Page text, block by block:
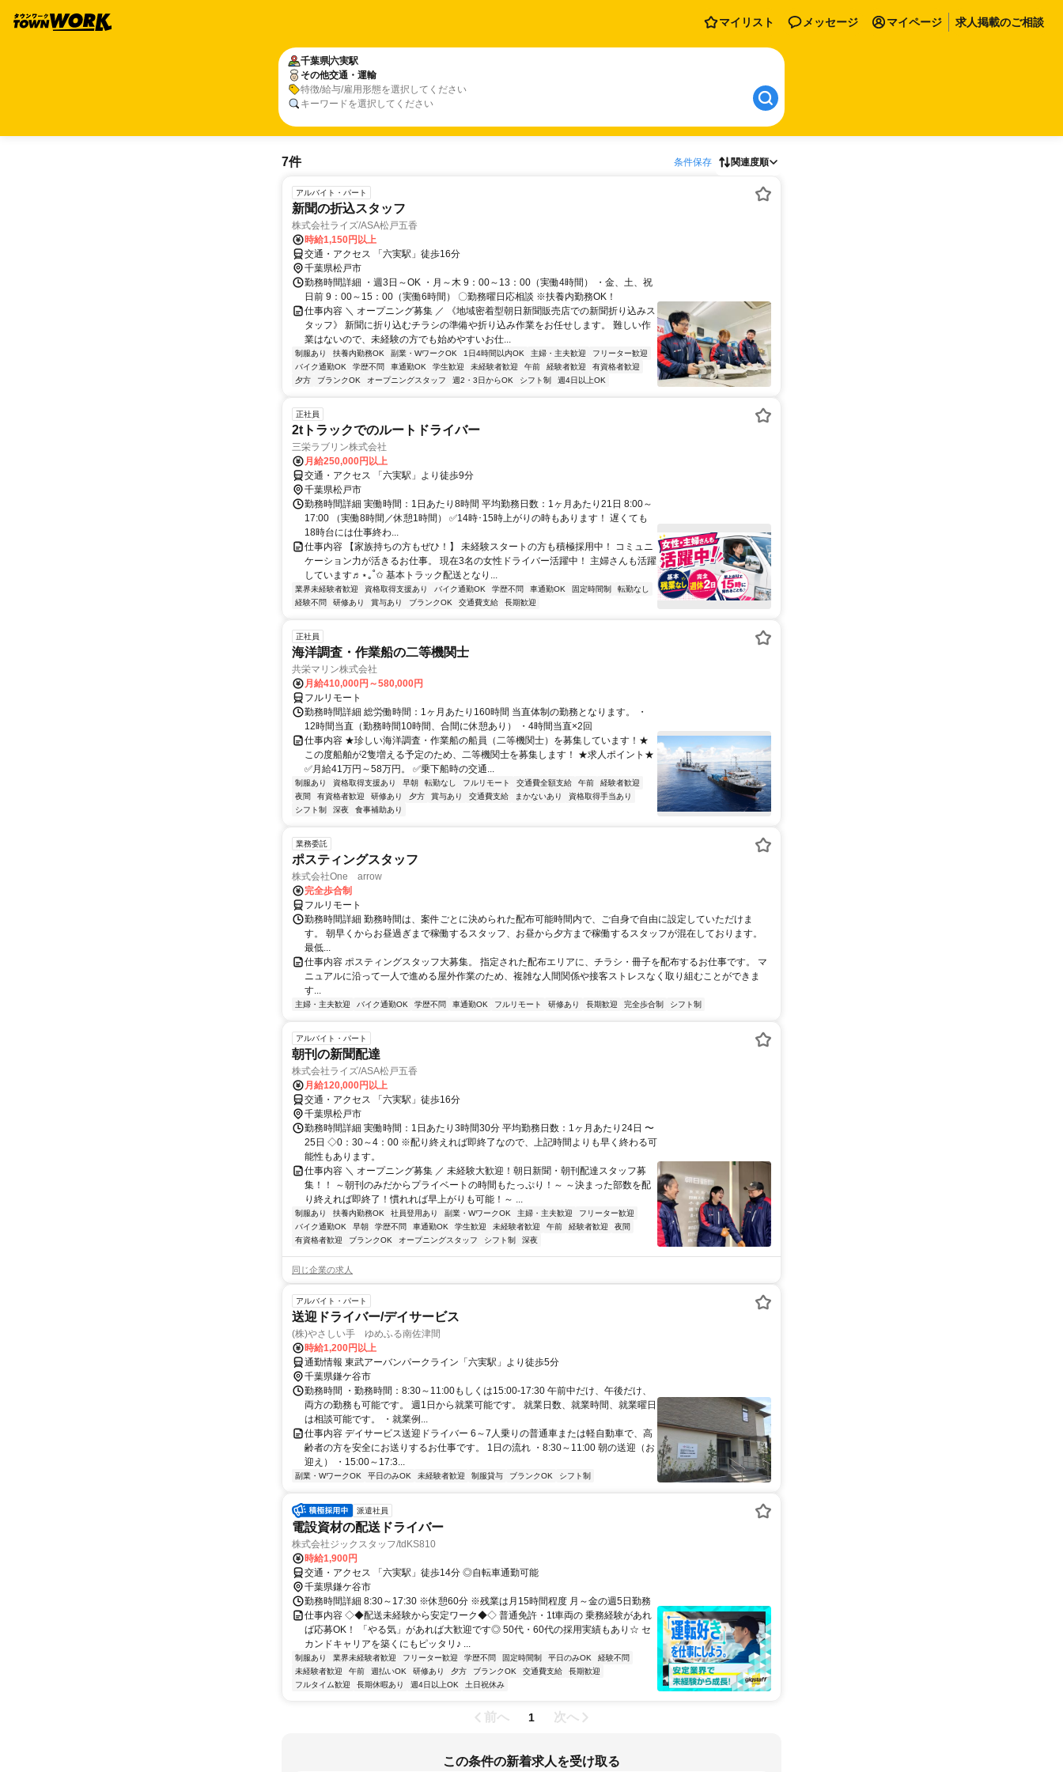
マイリスト メッセージ マイページ 求人掲載のご相談
千葉県六実駅
その他交通・運輸
特徴/給与/雇用形態を選択してください
キーワードを選択してください
7件 条件保存 関連度順
アルバイト・パート
新聞の折込スタッフ
株式会社ライズ/ASA松戸五香
時給1,150円以上
交通・アクセス 「六実駅」徒歩16分
千葉県松戸市
勤務時間詳細 ・週3日～OK ・月～木 9：00～13：00（実働4時間） ・金、土、祝
日前 9：00～15：00（実働6時間） 〇勤務曜日応相談 ※扶養内勤務OK！
仕事内容 ＼ オープニング募集 ／ 《地域密着型朝日新聞販売店での新聞折り込みス
タッフ》 新聞に折り込むチラシの準備や折り込み作業をお任せします。 難しい作
業はないので、未経験の方でも始めやすいお仕...
制服あり 扶養内勤務OK 副業・WワークOK 1日4時間以内OK 主婦・主夫歓迎
フリーター歓迎
バイク通勤OK
学歴不問 車通勤OK 学生歓迎 未経験者歓迎 午前 経験者歓迎
有資格者歓迎
夕方
ブランクOK オープニングスタッフ 週2・3日からOK シフト制 週4日以上OK
正社員
2tトラックでのルートドライバー
三栄ラブリン株式会社
月給250,000円以上
交通・アクセス 「六実駅」より徒歩9分
千葉県松戸市
勤務時間詳細 実働時間：1日あたり8時間 平均勤務日数：1ヶ月あたり21日 8:00～
17:00 （実働8時間／休憩1時間） ✅14時･15時上がりの時もあります！ 遅くても
18時台には仕事終わ...
仕事内容 【家族持ちの方もぜひ！】 未経験スタートの方も積極採用中！ コミュニ
ケーション力が活きるお仕事。 現在3名の女性ドライバー活躍中！ 主婦さんも活躍
しています♬⋆｡˚✩ 基本トラック配送となり...
業界未経験者歓迎 資格取得支援あり バイク通勤OK 学歴不問 車通勤OK 固定時間制
転勤なし
経験不問
研修あり 賞与あり ブランクOK 交通費支給 長期歓迎
正社員
海洋調査・作業船の二等機関士
共栄マリン株式会社
月給410,000円～580,000円
フルリモート
勤務時間詳細 総労働時間：1ヶ月あたり160時間 当直体制の勤務となります。 ・
12時間当直（勤務時間10時間、合間に休憩あり） ・4時間当直×2回
仕事内容 ★珍しい海洋調査・作業船の船員（二等機関士）を募集しています！★
この度船舶が2隻増える予定のため、二等機関士を募集します！ ★求人ポイント★
✅月給41万円～58万円。 ✅乗下船時の交通...
制服あり 資格取得支援あり 早朝 転勤なし フルリモート 交通費全額支給 午前
経験者歓迎
夜間
有資格者歓迎 研修あり 夕方 賞与あり 交通費支給 まかないあり
資格取得手当あり
シフト制
深夜 食事補助あり
業務委託
ポスティングスタッフ
株式会社One arrow
完全歩合制
フルリモート
勤務時間詳細 勤務時間は、案件ごとに決められた配布可能時間内で、ご自身で自由に設定していただけま
す。 朝早くからお昼過ぎまで稼働するスタッフ、お昼から夕方まで稼働するスタッフが混在しております。
最低...
仕事内容 ポスティングスタッフ大募集。 指定された配布エリアに、チラシ・冊子を配布するお仕事です。 マ
ニュアルに沿って一人で進める屋外作業のため、複雑な人間関係や接客ストレスなく取り組むことができま
す...
主婦・主夫歓迎 バイク通勤OK 学歴不問 車通勤OK フルリモート 研修あり 長期歓迎 完全歩合制 シフト制
アルバイト・パート
朝刊の新聞配達
株式会社ライズ/ASA松戸五香
月給120,000円以上
交通・アクセス 「六実駅」徒歩16分
千葉県松戸市
勤務時間詳細 実働時間：1日あたり3時間30分 平均勤務日数：1ヶ月あたり24日 〜
25日 ◇0：30～4：00 ※配り終えれば即終了なので、上記時間よりも早く終わる可
能性もあります。
仕事内容 ＼ オープニング募集 ／ 未経験大歓迎！朝日新聞・朝刊配達スタッフ募
集！！ ～朝刊のみだからプライベートの時間もたっぷり！～ ～決まった部数を配
り終えれば即終了！慣れれば早上がりも可能！～ ...
制服あり 扶養内勤務OK 社員登用あり 副業・WワークOK 主婦・主夫歓迎
フリーター歓迎
バイク通勤OK
早朝 学歴不問 車通勤OK 学生歓迎 未経験者歓迎 午前 経験者歓迎
夜間
有資格者歓迎
ブランクOK オープニングスタッフ シフト制 深夜
同じ企業の求人
アルバイト・パート
送迎ドライバー/デイサービス
(株)やさしい手 ゆめふる南佐津間
時給1,200円以上
通勤情報 東武アーバンパークライン「六実駅」より徒歩5分
千葉県鎌ケ谷市
勤務時間 ・勤務時間：8:30～11:00もしくは15:00-17:30 午前中だけ、午後だけ、
両方の勤務も可能です。 週1日から就業可能です。 就業日数、就業時間、就業曜日
は相談可能です。 ・就業例...
仕事内容 デイサービス送迎ドライバー 6～7人乗りの普通車または軽自動車で、高
齢者の方を安全にお送りするお仕事です。 1日の流れ ・8:30～11:00 朝の送迎（お
迎え） ・15:00～17:3...
副業・WワークOK 平日のみOK 未経験者歓迎 制服貸与 ブランクOK シフト制
派遣社員
電設資材の配送ドライバー
株式会社ジックスタッフ/tdKS810
時給1,900円
交通・アクセス 「六実駅」徒歩14分 ◎自転車通勤可能
千葉県鎌ケ谷市
勤務時間詳細 8:30～17:30 ※休憩60分 ※残業は月15時間程度 月～金の週5日勤務
仕事内容 ◇◆配送未経験から安定ワーク◆◇ 普通免許・1t車両の 乗務経験があれ
ば応募OK！ 「やる気」があれば大歓迎です◎ 50代・60代の採用実績もあり☆ セ
カンドキャリアを築くにもピッタリ♪ ...
制服あり 業界未経験者歓迎 フリーター歓迎 学歴不問 固定時間制 平日のみOK
経験不問
未経験者歓迎
午前 週払いOK 研修あり 夕方 ブランクOK 交通費支給
長期歓迎
フルタイム歓迎
長期休暇あり 週4日以上OK 土日祝休み
前へ 1 次へ
この条件の新着求人を受け取る